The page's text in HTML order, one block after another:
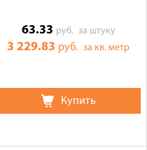
63.33 руб. за штуку
3 229.83 руб.за кв. метр
Купить